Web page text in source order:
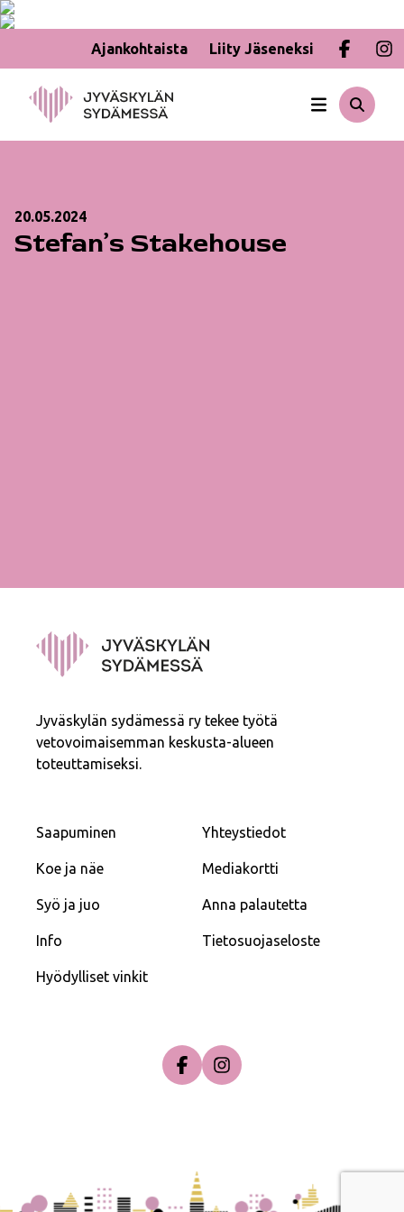
Ajankohtaista
Liity Jäseneksi
sisältöön
20.05.2024
Stefan’s Stakehouse
Jyväskylän sydämessä ry tekee työtä
vetovoimaisemman keskusta-alueen
toteuttamiseksi.
Saapuminen
Koe ja näe
Syö ja juo
Info
Hyödylliset vinkit
Yhteystiedot
Mediakortti
Anna palautetta
Tietosuojaseloste